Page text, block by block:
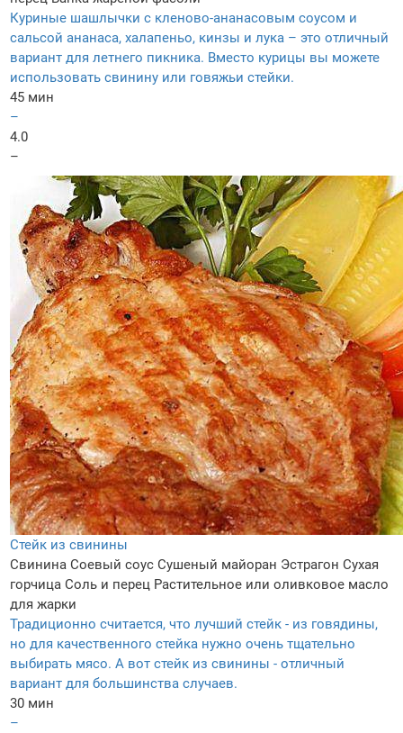
Куриные шашлычки с кленово-ананасовым соусом и
сальсой ананаса, халапеньо, кинзы и лука – это отличный
вариант для летнего пикника. Вместо курицы вы можете
использовать свинину или говяжьи стейки.
45 мин
–
4.0
–
Стейк из свинины
Свинина Соевый соус Сушеный майоран Эстрагон Сухая
горчица Соль и перец Растительное или оливковое масло
для жарки
Традиционно считается, что лучший стейк - из говядины,
но для качественного стейка нужно очень тщательно
выбирать мясо. А вот стейк из свинины - отличный
вариант для большинства случаев.
30 мин
–